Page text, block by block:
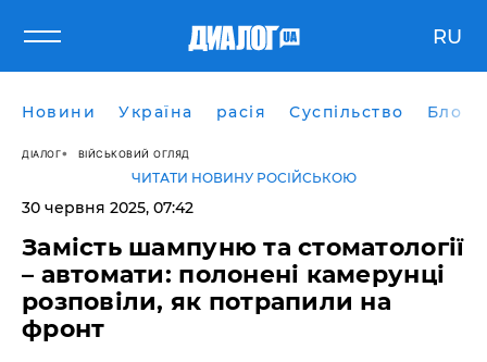
RU
Новини Україна расія Суспільство Блоги
ДІАЛОГ ВІЙСЬКОВИЙ ОГЛЯД
ЧИТАТИ НОВИНУ РОСІЙСЬКОЮ
30 червня 2025, 07:42
Замість шампуню та стоматології
– автомати: полонені камерунці
розповіли, як потрапили на
фронт